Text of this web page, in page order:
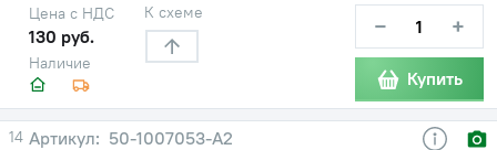
Наличие
Цена с НДС
130 руб.
К схеме − +
Купить
14
50-1007053-А2